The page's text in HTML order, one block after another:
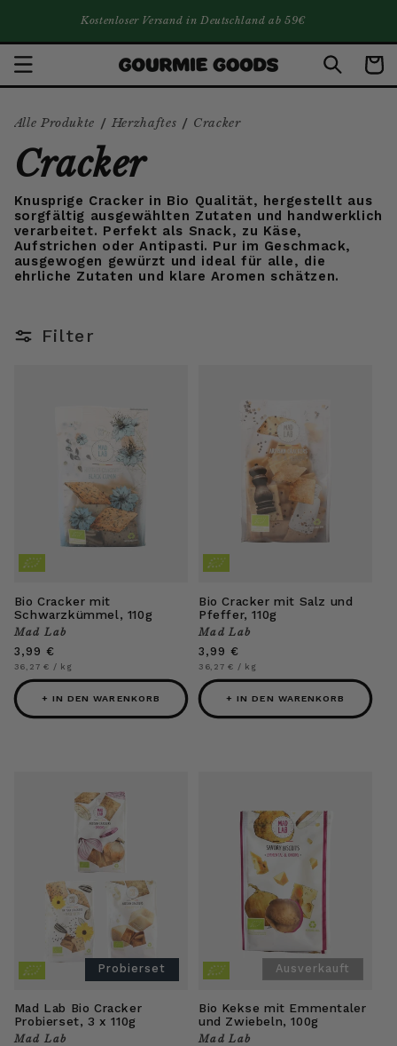
DIREKT ZUM
Kostenloser Versand in Deutschland ab 59€
Alle Produkte / Herzhaftes / Cracker
Cracker
Knusprige Cracker in Bio Qualität, hergestellt aus
sorgfältig ausgewählten Zutaten und handwerklich
verarbeitet. Perfekt als Snack, zu Käse,
Aufstrichen oder Antipasti. Pur im Geschmack,
ausgewogen gewürzt und ideal für alle, die
ehrliche Zutaten und klare Aromen schätzen.
Filter
Bio Cracker mit
Schwarzkümmel, 110g
Anbieter:
Mad Lab
Normaler
Preis
3,99 €
Grundpreis
36,27 € / pro
kg
+ IN DEN WARENKORB
Bio Cracker mit Salz und
Pfeffer, 110g
Anbieter:
Mad Lab
Normaler
Preis
3,99 €
Grundpreis
36,27 € / pro
kg
+ IN DEN WARENKORB
Probierset
Mad Lab Bio Cracker
Probierset, 3 x 110g
Anbieter:
Mad Lab
Ausverkauft
Bio Kekse mit Emmentaler
und Zwiebeln, 100g
Anbieter:
Mad Lab